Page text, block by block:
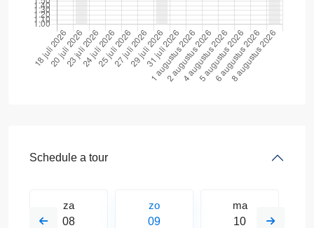
Schedule a tour
za
08
zo
09
ma
10